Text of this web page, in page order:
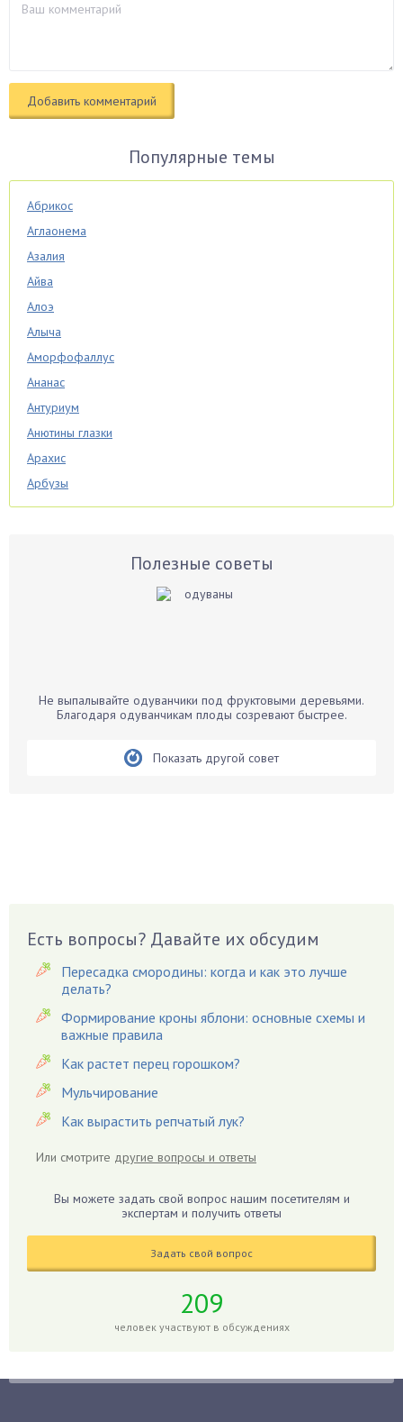
Популярные темы
Абрикос
Аглаонема
Азалия
Айва
Алоэ
Алыча
Аморфофаллус
Ананас
Антуриум
Анютины глазки
Арахис
Арбузы
Аспарагус
Бархатцы
Вазоны
Вешенки
Виноград
Вишня
Вредители
Гардения
Гацания
Гвоздики
Герань
Гиппеаструм
Гладиолусы
Полезные советы
Не выпалывайте одуванчики под фруктовыми деревьями.
Благодаря одуванчикам плоды созревают быстрее.
Показать другой совет
Есть вопросы? Давайте их обсудим
Пересадка смородины: когда и как это лучше
делать?
Формирование кроны яблони: основные схемы и
важные правила
Как растет перец горошком?
Мульчирование
Как вырастить репчатый лук?
Или смотрите другие вопросы и ответы
Вы можете задать свой вопрос нашим посетителям и
экспертам и получить ответы
Задать свой вопрос
209
человек участвуют в обсуждениях